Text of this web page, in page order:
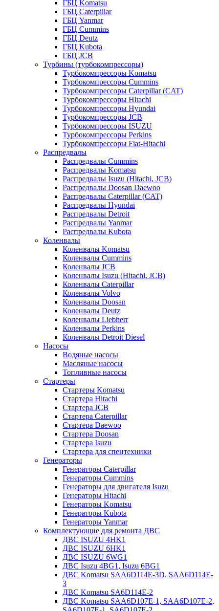
ГБЦ Komatsu
ГБЦ Caterpillar
ГБЦ Yanmar
ГБЦ Cummins
ГБЦ Deutz
ГБЦ Kubota
ГБЦ JCB
Турбины (турбокомпрессоры)
Турбокомпрессоры Komatsu
Турбокомпрессоры Cummins
Турбокомпрессоры Caterpillar (CAT)
Турбокомпрессоры Hitachi
Турбокомпрессоры Hyundai
Турбокомпрессоры JCB
Турбокомпрессоры ISUZU
Турбокомпрессоры Perkins
Турбокомпрессоры Fiat-Hitachi
Распредвалы
Распредвалы Cummins
Распредвалы Komatsu
Распредвалы Isuzu (Hitachi, JCB)
Распредвалы Doosan Daewoo
Распредвалы Caterpillar (CAT)
Распредвалы Hyundai
Распредвалы Detroit
Распредвалы Yanmar
Распредвалы Kubota
Коленвалы
Коленвалы Komatsu
Коленвалы Cummins
Коленвалы JCB
Коленвалы Isuzu (Hitachi, JCB)
Коленвалы Caterpillar
Коленвалы Volvo
Коленвалы Doosan
Коленвалы Deutz
Коленвалы Liebherr
Коленвалы Perkins
Коленвалы Detroit Diesel
Насосы
Водяные насосы
Масляные насосы
Топливные насосы
Стартеры
Стартеры Komatsu
Стартера Hitachi
Стартера JCB
Стартера Caterpillar
Стартера Daewoo
Стартера Doosan
Стартера Isuzu
Стартера для спецтехники
Генераторы
Генераторы Caterpillar
Генераторы Cummins
Генераторы для двигателя Isuzu
Генераторы Hitachi
Генераторы Komatsu
Генераторы Kubota
Генераторы Yanmar
Комплектующие для ремонта ДВС
ДВС ISUZU 4HK1
ДВС ISUZU 6HK1
ДВС ISUZU 6WG1
ДВС Isuzu 4BG1, Isuzu 6BG1
ДВС Komatsu SAA6D114E-3D, SAA6D114E-
3
ДВС Komatsu SA6D114E-2
ДВС Komatsu SAA6D107E-1, SAA6D107E-2,